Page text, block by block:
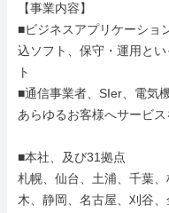
【事業内容】
■ビジネスアプリケーショ
込ソフト、保守・運用と
ト
■通信事業者、SIer、電気
あらゆるお客様へサービス
■本社、及び31拠点
札幌、仙台、土浦、千葉
木、静岡、名古屋、刈谷